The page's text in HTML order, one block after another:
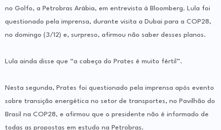
no Golfo, a Petrobras Arábia, em entrevista à Bloomberg. Lula foi
questionado pela imprensa, durante visita a Dubai para a COP28,
no domingo (3/12) e, surpreso, afirmou não saber desses planos.
Lula ainda disse que “a cabeça do Prates é muito fértil”.
Nesta segunda, Prates foi questionado pela imprensa após evento
sobre transição energética no setor de transportes, no Pavilhão do
Brasil na COP28, e afirmou que o presidente não é informado de
todas as propostas em estudo na Petrobras.